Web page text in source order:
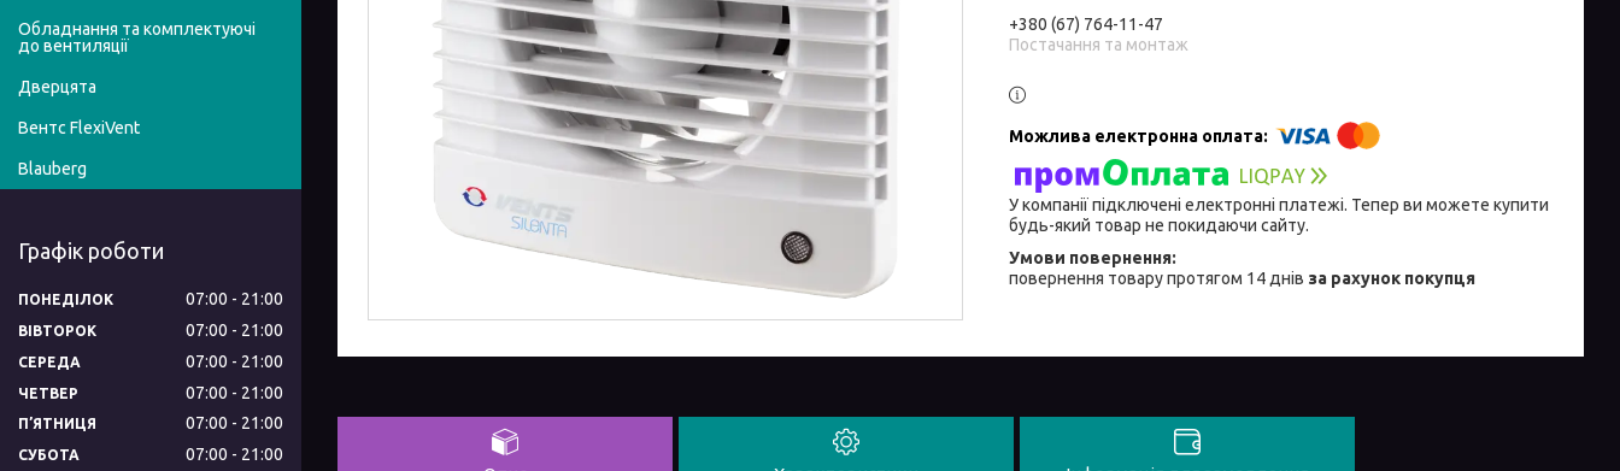
+380 (67) 764-11-47
Постачання та монтаж
У компанії підключені електронні платежі. Тепер ви можете купити
будь-який товар не покидаючи сайту.
повернення товару протягом 14 днів за рахунок покупця
Обладнання та комплектуючі
до вентиляції
Дверцята
Вентс FlexiVent
Blauberg
Графік роботи
ПОНЕДІЛОК 07:00 21:00
ВІВТОРОК 07:00 21:00
СЕРЕДА 07:00 21:00
ЧЕТВЕР 07:00 21:00
ПʼЯТНИЦЯ 07:00 21:00
СУБОТА 07:00 21:00